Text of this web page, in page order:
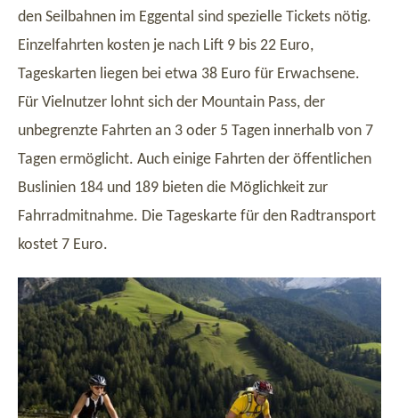
den Seilbahnen im Eggental sind spezielle Tickets nötig.
Einzelfahrten kosten je nach Lift 9 bis 22 Euro,
Tageskarten liegen bei etwa 38 Euro für Erwachsene.
Für Vielnutzer lohnt sich der Mountain Pass, der
unbegrenzte Fahrten an 3 oder 5 Tagen innerhalb von 7
Tagen ermöglicht. Auch einige Fahrten der öffentlichen
Buslinien 184 und 189 bieten die Möglichkeit zur
Fahrradmitnahme. Die Tageskarte für den Radtransport
kostet 7 Euro.